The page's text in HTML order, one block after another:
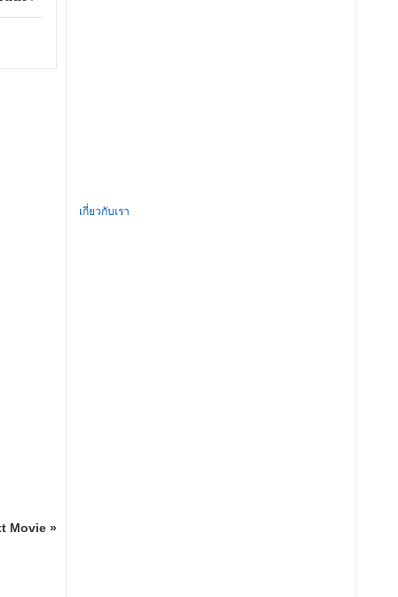
Movie »
เกี่ยวกับเรา